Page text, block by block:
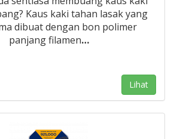
Kaus kaki tahan lasak yang
dibuat dengan bon polimer
panjang filamen…
Lihat